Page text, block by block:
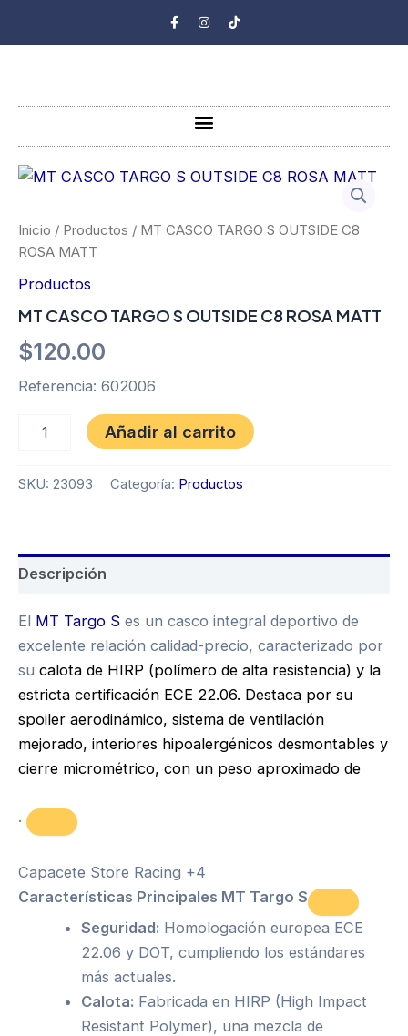
F
a
k
I
n
a
m
T
i
Menu
Inicio / Productos / MT CASCO TARGO S OUTSIDE C8
ROSA MATT
Productos
MT CASCO TARGO S OUTSIDE C8 ROSA MATT
$120.00
Referencia: 602006
MT
S
OUTSIDE
ROSA
cantidad
Añadir al carrito
SKU: 23093 Categoría: Productos
Descripción
El MT Targo S es un casco integral deportivo de
excelente relación calidad-precio, caracterizado por
su calota de HIRP (polímero de alta resistencia) y la
estricta certificación ECE 22.06. Destaca por su
spoiler aerodinámico, sistema de ventilación
mejorado, interiores hipoalergénicos desmontables y
cierre micrométrico, con un peso aproximado de
.
Capacete Store Racing +4
Características Principales MT Targo S
Seguridad: Homologación europea ECE
22.06 y DOT, cumpliendo los estándares
más actuales.
Calota: Fabricada en HIRP (High Impact
Resistant Polymer), una mezcla de